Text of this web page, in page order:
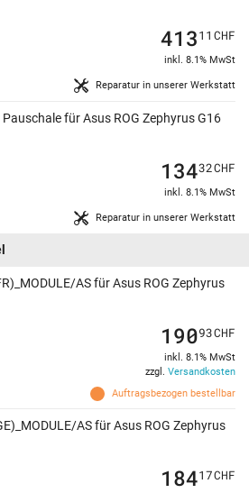
Reparatur in unserer Werkstatt
41311 CHF
inkl. 8.1% MwSt
für Asus ROG Zephyrus G16
Reparatur in unserer Werkstatt
13432CHF
inkl. 8.1% MwSt
AS für Asus ROG Zephyrus
Auftragsbezogen bestellbar
19093CHF
inkl. 8.1% MwSt
zzgl. Versandkosten
AS für Asus ROG Zephyrus
18417CHF